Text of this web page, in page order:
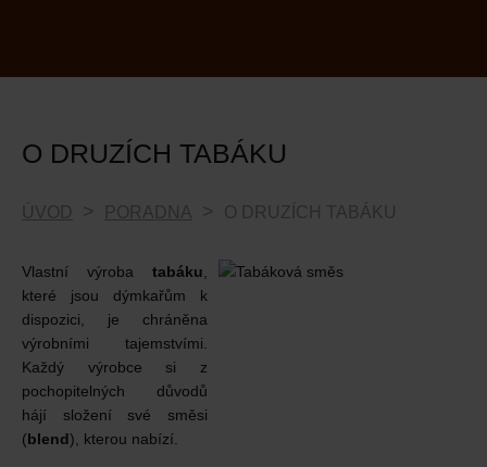
O DRUZÍCH TABÁKU
ÚVOD PORADNA O DRUZÍCH TABÁKU
Vlastní výroba tabáku
které jsou dýmkařům k
dispozici, je chráněna
výrobními tajemstvími.
Každý výrobce si z
pochopitelných důvodů
hájí složení své směsi
(blend), kterou nabízí.